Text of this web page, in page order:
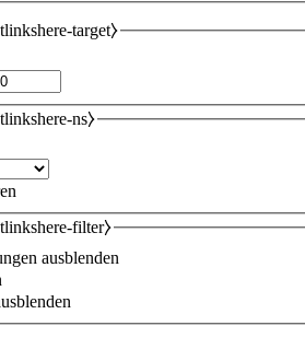
target⧽
ns⧽
filter⧽
ausblenden